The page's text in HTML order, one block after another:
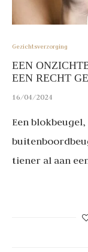
Gezichtsverzorging
EEN
EEN RECHT
16/04/2024
Een
tiener al aan